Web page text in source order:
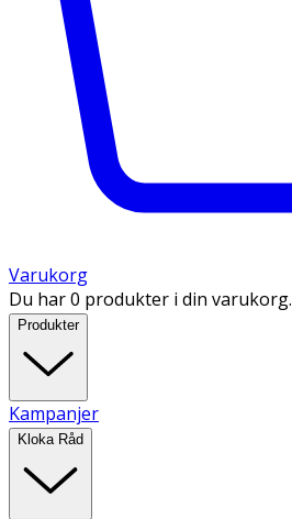
Varukorg
Du har 0 produkter i din varukorg.
Produkter
Kampanjer
Kloka Råd